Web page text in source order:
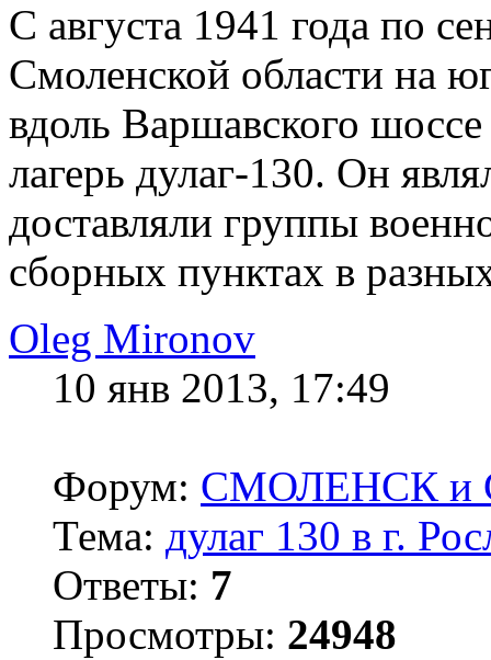
С августа 1941 года по
Смоленской области на
вдоль Варшавского
лагерь дулаг-130. Он
доставляли группы
сборных пунктах в
Oleg Mironov
10 янв 2013, 17:49
Форум: СМОЛЕНСК и
Тема: дулаг 130 в г.
Ответы: 7
Просмотры: 24948